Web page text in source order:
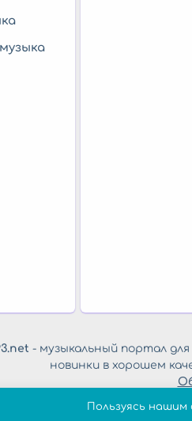
- музыкальный портал
новинки в хорошем
Пользуясь нашим